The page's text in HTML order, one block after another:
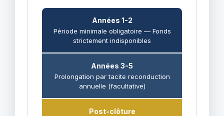
Années 1-2
Période minimale obligatoire — Fonds
strictement indisponibles
Années 3-5
Prolongation par tacite reconduction
annuelle (facultative)
Post-clôture